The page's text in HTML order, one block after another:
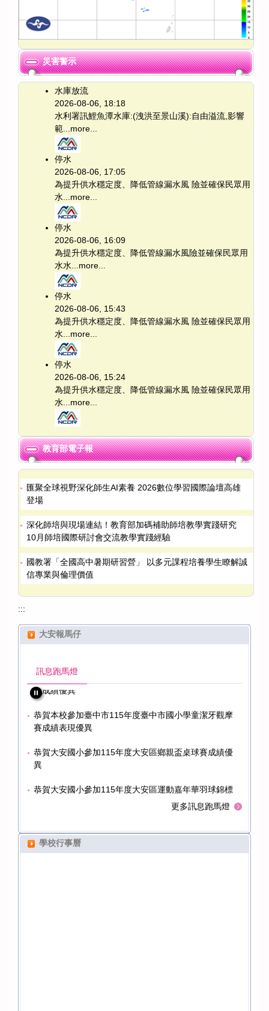
災害警示
水庫放流
2026-08-06, 18:18
水利署訊鯉魚潭水庫:(洩洪至景山溪):自由溢流,影響
範... more...
停水
2026-08-06, 17:05
為提升供水穩定度、降低管線漏水風 險並確保民眾用
水... more...
停水
2026-08-06, 16:09
為提升供水穩定度、降低管線漏水風險並確保民眾用
水水... more...
停水
2026-08-06, 15:43
為提升供水穩定度、降低管線漏水風 險並確保民眾用
水... more...
停水
2026-08-06, 15:24
為提升供水穩定度、降低管線漏水風 險並確保民眾用
水... more...
教育部電子報
匯聚全球視野深化師生AI素養 2026數位學習國際論壇高雄
登場
深化師培與現場連結！教育部加碼補助師培教學實踐研究
10月師培國際研討會交流教學實踐經驗
國教署「全國高中暑期研習營」 以多元課程培養學生瞭解誠
信專業與倫理價值
:::
大安報馬仔
訊息跑馬燈
恭賀大安國小參加115年度大安區運動嘉年華羽球錦標
賽成績優異
恭賀大安國小參加115年度大安區運動嘉年華桌球錦標
賽成績優異
恭賀本校參加臺中市115年度臺中市國小學童潔牙觀摩
賽成績表現優異
恭賀大安國小參加115年度大安區鄉親盃桌球賽成績優
異
賽成
恭賀大安國小參加115年度大安區運動嘉年華羽球錦標
賽成績優異
賽成績優異
賽成
更多訊息跑馬燈
學校行事曆